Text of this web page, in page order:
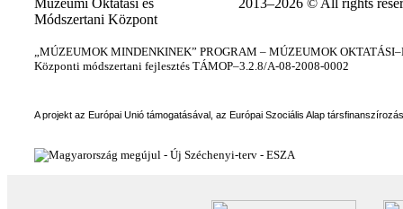
Módszertani Központ
„MÚZEUMOK MINDENKINEK” PROGRAM – MÚZEUMOK
Központi módszertani fejlesztés TÁMOP–3.2.8/A-08-2008-0002
A projekt az Európai Unió támogatásával, az Európai Szociális Alap